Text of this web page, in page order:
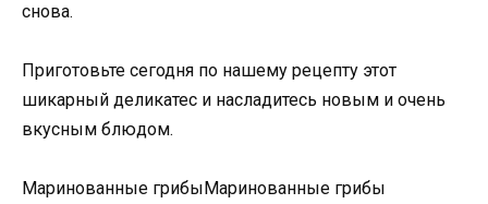
снова.
Приготовьте сегодня по нашему рецепту этот
шикарный деликатес и насладитесь новым и очень
вкусным блюдом.
Маринованные грибыМаринованные грибы